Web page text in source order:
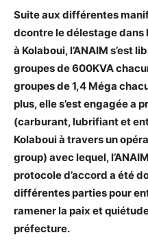
Suite aux différentes
dcontre le délestage dans
à Kolaboui, l’ANAIM s’est
groupes de 600KVA
groupes de 1,4 Méga
plus, elle s’est engagée a
(carburant, lubrifiant et
Kolaboui à travers un
group) avec lequel,
protocole d’accord a été
différentes parties pour
ramener la paix et
préfecture.